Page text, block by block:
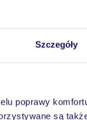
Szczegóły
poprawy
są